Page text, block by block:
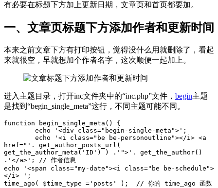
有必要在标题下方加上更新日期，文章页和首页都要加。
一、文章页标题下方添加作者和更新时间
本来之前文章下方有打印按钮，觉得没什么用就删除了，看起
来就很空，早就想加个作者名字，这次顺便一起加上。
进入主题目录，打开inc文件夹中的“inc.php”文件， begin主题
是找到“begin_single_meta”这行，不同主题可能不同。
function begin_single_meta() {
href="'. get_author_posts_url(
get_the_author_meta('ID') ) .'">'. get_the_author()
.'</a>'; // 作者信息
echo '<span class="my-date"><i class="be be-schedule">
</i> ';
time_ago( $time_type ='posts' );  // 你的 time_ago 函数